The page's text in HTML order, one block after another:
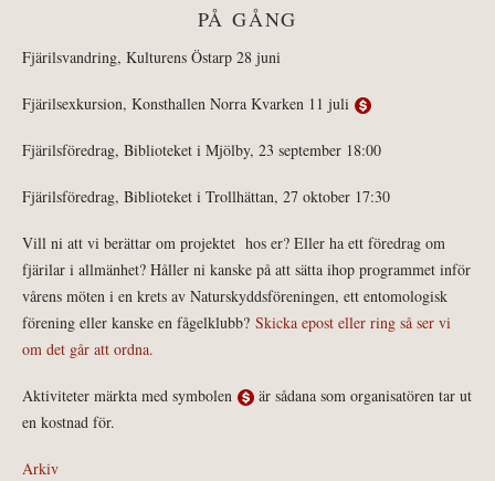
PÅ GÅNG
Fjärilsvandring, Kulturens Östarp 28 juni
Fjärilsexkursion, Konsthallen Norra Kvarken 11 juli
Fjärilsföredrag, Biblioteket i Mjölby, 23 september 18:00
Fjärilsföredrag, Biblioteket i Trollhättan, 27 oktober 17:30
Vill ni att vi berättar om projektet hos er? Eller ha ett föredrag om
fjärilar i allmänhet? Håller ni kanske på att sätta ihop programmet inför
vårens möten i en krets av Naturskyddsföreningen, ett entomologisk
förening eller kanske en fågelklubb? Skicka epost eller ring så ser vi
om det går att ordna.
Aktiviteter märkta med symbolen
är sådana som organisatören tar ut
en kostnad för.
Arkiv